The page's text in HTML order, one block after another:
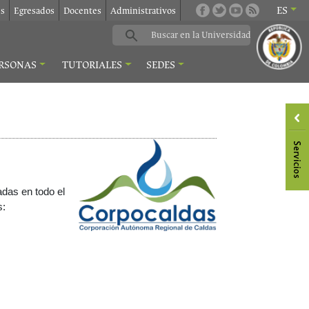
ES
Egresados Docentes Administrativos
TUTORIALES SEDES
en todo el